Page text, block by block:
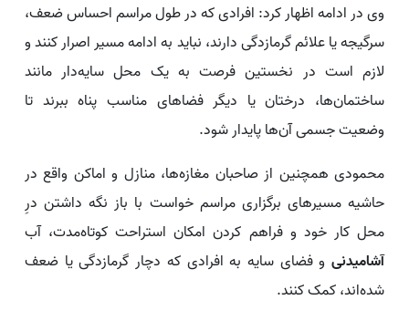
وی در ادامه اظهار کرد: افرادی که در طول مراسم احساس ضعف،
سرگیجه یا علائم گرمازدگی دارند، نباید به ادامه مسیر اصرار کنند و
لازم است در نخستین فرصت به یک محل سایه‌دار مانند
ساختمان‌ها، درختان یا دیگر فضاهای مناسب پناه ببرند تا
وضعیت جسمی آن‌ها پایدار شود.
محمودی همچنین از صاحبان مغازه‌ها، منازل و اماکن واقع در
حاشیه مسیرهای برگزاری مراسم خواست با باز نگه داشتن درِ
محل کار خود و فراهم کردن امکان استراحت کوتاه‌مدت، آب
آشامیدنی و فضای سایه به افرادی که دچار گرمازدگی یا ضعف
شده‌اند، کمک کنند.